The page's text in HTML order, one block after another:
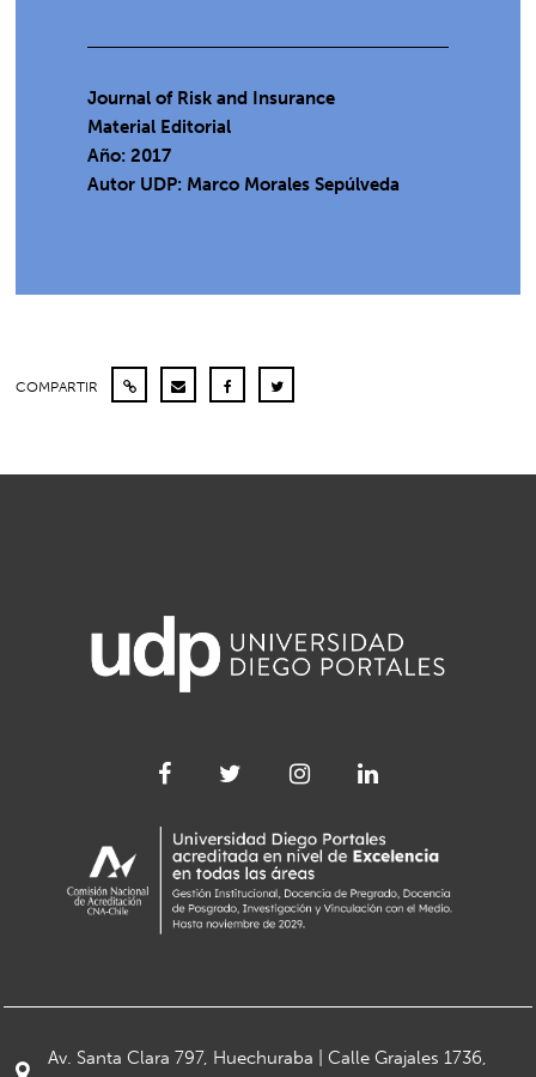
Journal of Risk and Insurance
Material Editorial
Año: 2017
Autor UDP: Marco Morales Sepúlveda
COMPARTIR
Av. Santa Clara 797, Huechuraba | Calle Grajales 1736,